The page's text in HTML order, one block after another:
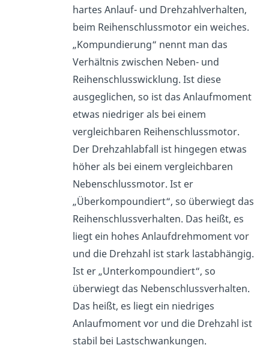
hartes Anlauf- und Drehzahlverhalten,
beim Reihenschlussmotor ein weiches.
„Kompundierung“ nennt man das
Verhältnis zwischen Neben- und
Reihenschlusswicklung. Ist diese
ausgeglichen, so ist das Anlaufmoment
etwas niedriger als bei einem
vergleichbaren Reihenschlussmotor.
Der Drehzahlabfall ist hingegen etwas
höher als bei einem vergleichbaren
Nebenschlussmotor. Ist er
„Überkompoundiert“, so überwiegt das
Reihenschlussverhalten. Das heißt, es
liegt ein hohes Anlaufdrehmoment vor
und die Drehzahl ist stark lastabhängig.
Ist er „Unterkompoundiert“, so
überwiegt das Nebenschlussverhalten.
Das heißt, es liegt ein niedriges
Anlaufmoment vor und die Drehzahl ist
stabil bei Lastschwankungen.